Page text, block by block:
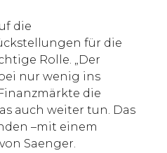
die
für die
Rolle. „Der
nur wenig ins
die
auch weiter tun. Das
–mit einem
Saenger.